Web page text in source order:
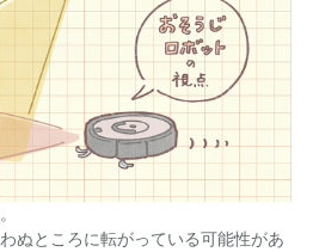
ぬところに転がっている可能性があ